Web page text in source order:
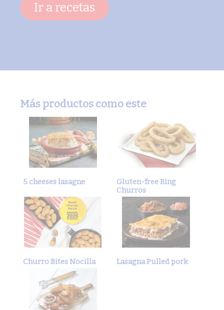
Ir a recetas
Más productos como este
5 cheeses lasagne
Gluten-free Ring
Churros
Churro Bites Nocilla Lasagna Pulled pork